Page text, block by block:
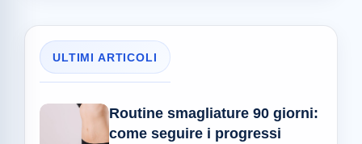
ULTIMI ARTICOLI
Routine smagliature 90 giorni:
come seguire i progressi